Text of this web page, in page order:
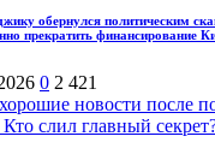
обернулся политическим
прекратить финансирование
0 2 421